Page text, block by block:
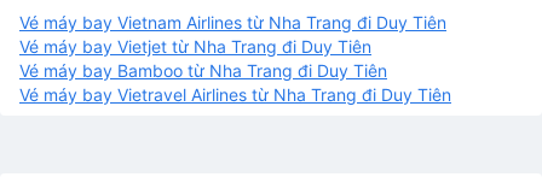
Vé máy bay Vietnam Airlines từ Nha Trang đi Duy Tiên
Vé máy bay Vietjet từ Nha Trang đi Duy Tiên
Vé máy bay Bamboo từ Nha Trang đi Duy Tiên
Vé máy bay Vietravel Airlines từ Nha Trang đi Duy Tiên